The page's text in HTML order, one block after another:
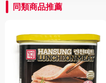
同類商品推薦